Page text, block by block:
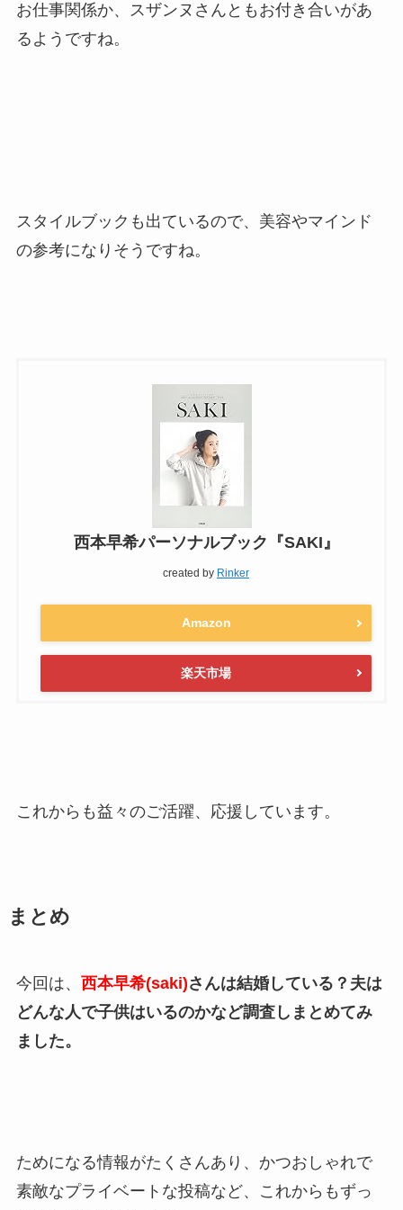
お仕事関係か、スザンヌさんともお付き合いがあ
るようですね。
スタイルブックも出ているので、美容やマインド
の参考になりそうですね。
西本早希パーソナルブック『SAKI』
created by Rinker
Amazon
楽天市場
これからも益々のご活躍、応援しています。
まとめ
今回は、 西本早希(saki)さんは結婚している？夫は
どんな人で子供はいるのかなど調査しまとめてみ
ました。
ためになる情報がたくさんあり、かつおしゃれで
素敵なプライベートな投稿など、これからもずっ